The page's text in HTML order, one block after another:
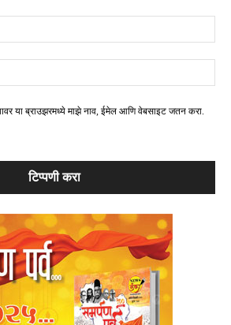
या ब्राउझरमध्ये माझे नाव, ईमेल आणि वेबसाइट जतन करा.